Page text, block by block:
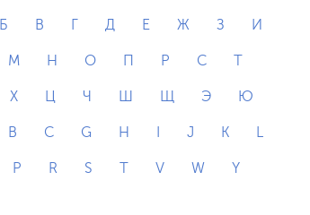
Б В Г Д Е Ж З И
М Н О П Р С Т
Х Ц Ч Ш Щ Э Ю
B C G H J K L
P R S T V W Y